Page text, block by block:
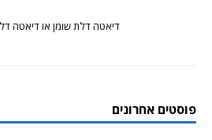
דיאטה דלת שומן או דיאטה
פוסטים אחרונים